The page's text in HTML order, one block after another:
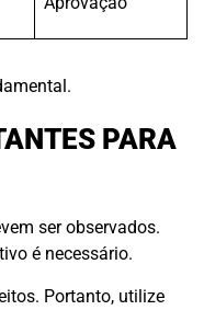
PARA
ser observados.
é necessário.
Portanto, utilize